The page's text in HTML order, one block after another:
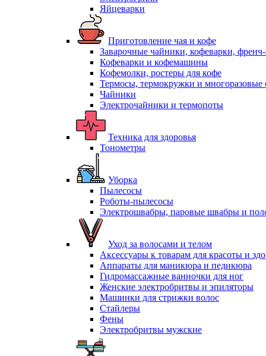
Яйцеварки
Приготовление чая и кофе
Заварочные чайники, кофеварки,
Кофеварки и кофемашины
Кофемолки, ростеры для кофе
Термосы, термокружки и многоразовые
Чайники
Электрочайники и термопоты
Техника для здоровья
Тонометры
Уборка
Пылесосы
Роботы-пылесосы
Электрошвабры, паровые швабры и
Уход за волосами и телом
Аксессуары к товарам для красоты и
Аппараты для маникюра и педикюра
Гидромассажные ванночки для ног
Женские электробритвы и эпиляторы
Машинки для стрижки волос
Стайлеры
Фены
Электробритвы мужские